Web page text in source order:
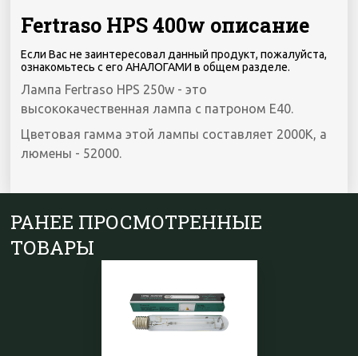
Fertraso HPS 400w описание
Если Вас не заинтересовал данный продукт, пожалуйста,
ознакомьтесь с его АНАЛОГАМИ в общем разделе.
Лампа Fertraso HPS 250w - это
высококачественная лампа с патроном E40.
Цветовая гамма этой лампы составляет 2000K, а
люмены - 52000.
РАНЕЕ ПРОСМОТРЕННЫЕ
ТОВАРЫ